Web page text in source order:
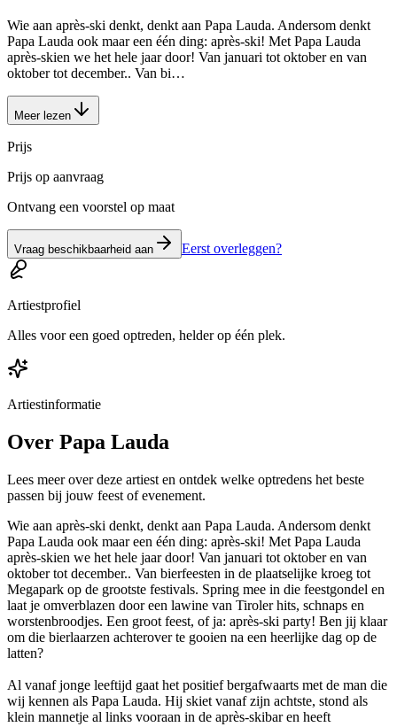
Wie aan après-ski denkt, denkt aan Papa Lauda. Andersom denkt
Papa Lauda ook maar een één ding: après-ski! Met Papa Lauda
après-skien we het hele jaar door! Van januari tot oktober en van
oktober tot december.. Van bi…
Meer lezen
Prijs
Prijs op aanvraag
Ontvang een voorstel op maat
Vraag beschikbaarheid aan Eerst overleggen?
Artiestprofiel
Alles voor een goed optreden, helder op één plek.
Artiestinformatie
Over Papa Lauda
Lees meer over deze artiest en ontdek welke optredens het beste
passen bij jouw feest of evenement.
Wie aan après-ski denkt, denkt aan Papa Lauda. Andersom denkt
Papa Lauda ook maar een één ding: après-ski! Met Papa Lauda
après-skien we het hele jaar door! Van januari tot oktober en van
oktober tot december.. Van bierfeesten in de plaatselijke kroeg tot
Megapark op de grootste festivals. Spring mee in die feestgondel en
laat je omverblazen door een lawine van Tiroler hits, schnaps en
worstenbroodjes. Een groot feest, of ja: après-ski party! Ben jij klaar
om die bierlaarzen achterover te gooien na een heerlijke dag op de
latten?
Al vanaf jonge leeftijd gaat het positief bergafwaarts met de man die
wij kennen als Papa Lauda. Hij skiet vanaf zijn achtste, stond als
klein mannetje al links vooraan in de après-skibar en heeft